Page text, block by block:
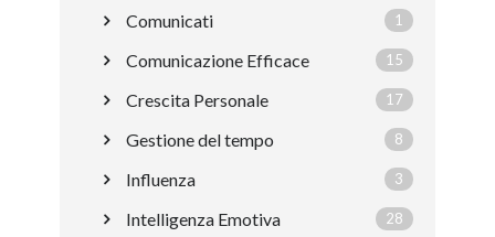
Comunicati 1
Comunicazione Efficace 15
Crescita Personale 17
Gestione del tempo 8
Influenza 3
Intelligenza Emotiva 28